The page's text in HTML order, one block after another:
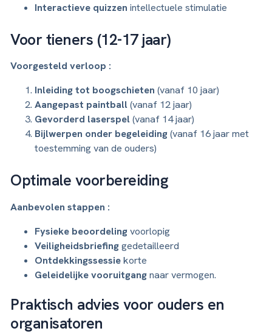
Interactieve quizzen intellectuele stimulatie
Voor tieners (12-17 jaar)
Voorgesteld verloop :
Inleiding tot boogschieten (vanaf 10 jaar)
Aangepast paintball(vanaf 12 jaar)
Gevorderd laserspel(vanaf 14 jaar)
Bijlwerpen onder begeleiding(vanaf 16 jaar met
toestemming van de ouders)
Optimale voorbereiding
Aanbevolen stappen :
Fysieke beoordelingvoorlopig
Veiligheidsbriefinggedetailleerd
Ontdekkingssessiekorte
Geleidelijke vooruitgangnaar vermogen.
Praktisch advies voor ouders en
organisatoren